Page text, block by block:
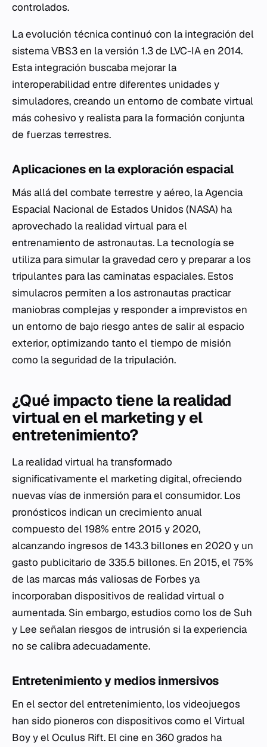
controlados.
La evolución técnica continuó con la integración del
sistema VBS3 en la versión 1.3 de LVC-IA en 2014.
Esta integración buscaba mejorar la
interoperabilidad entre diferentes unidades y
simuladores, creando un entorno de combate virtual
más cohesivo y realista para la formación conjunta
de fuerzas terrestres.
Aplicaciones en la exploración espacial
Más allá del combate terrestre y aéreo, la Agencia
Espacial Nacional de Estados Unidos (NASA) ha
aprovechado la realidad virtual para el
entrenamiento de astronautas. La tecnología se
utiliza para simular la gravedad cero y preparar a los
tripulantes para las caminatas espaciales. Estos
simulacros permiten a los astronautas practicar
maniobras complejas y responder a imprevistos en
un entorno de bajo riesgo antes de salir al espacio
exterior, optimizando tanto el tiempo de misión
como la seguridad de la tripulación.
¿Qué impacto tiene la realidad
virtual en el marketing y el
entretenimiento?
La realidad virtual ha transformado
significativamente el marketing digital, ofreciendo
nuevas vías de inmersión para el consumidor. Los
pronósticos indican un crecimiento anual
compuesto del 198% entre 2015 y 2020,
alcanzando ingresos de 143.3 billones en 2020 y un
gasto publicitario de 335.5 billones. En 2015, el 75%
de las marcas más valiosas de Forbes ya
incorporaban dispositivos de realidad virtual o
aumentada. Sin embargo, estudios como los de Suh
y Lee señalan riesgos de intrusión si la experiencia
no se calibra adecuadamente.
Entretenimiento y medios inmersivos
En el sector del entretenimiento, los videojuegos
han sido pioneros con dispositivos como el Virtual
Boy y el Oculus Rift. El cine en 360 grados ha